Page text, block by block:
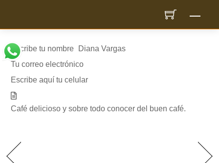
Menu
Escribe tu nombre
Diana Vargas
Tu correo electrónico
Escribe aquí tu celular
Café delicioso y sobre todo conocer del buen café.